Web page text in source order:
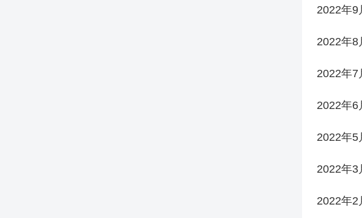
2022年9
2022年8
2022年7
2022年6
2022年5
2022年3
2022年2